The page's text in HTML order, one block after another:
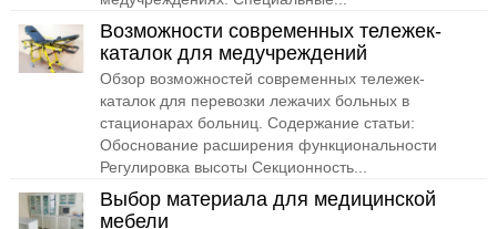
Возможности современных тележек-
каталок для медучреждений
Обзор возможностей современных тележек-
каталок для перевозки лежачих больных в
стационарах больниц. Содержание статьи:
Обоснование расширения функциональности
Регулировка высоты Секционность...
Выбор материала для медицинской
мебели